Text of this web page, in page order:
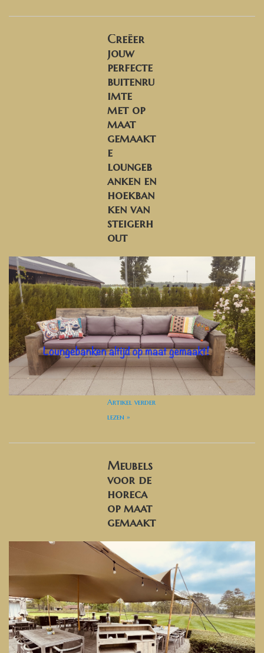
Creëer
jouw
perfecte
buitenru
imte
met op
maat
gemaakt
e
loungeb
anken en
hoekban
ken van
steigerh
out
Artikel verder
lezen »
Meubels
voor de
horeca
op maat
gemaakt